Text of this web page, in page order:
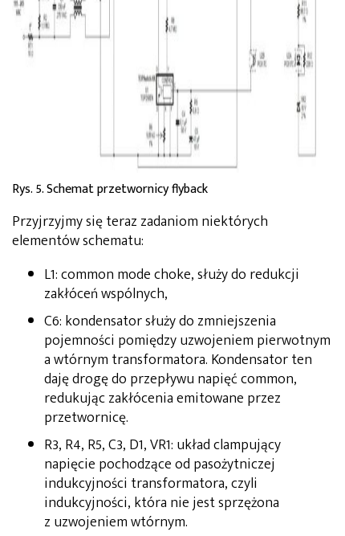
Rys. 5. Schemat przetwornicy flyback
Przyjrzyjmy się teraz zadaniom niektórych
elementów schematu:
L1: common mode choke, służy do redukcji
zakłóceń wspólnych,
C6: kondensator służy do zmniejszenia
pojemności pomiędzy uzwojeniem pierwotnym
a wtórnym transformatora. Kondensator ten
daję drogę do przepływu napięć common,
redukując zakłócenia emitowane przez
przetwornicę.
R3, R4, R5, C3, D1, VR1: układ clampujący
napięcie pochodzące od pasożytniczej
indukcyjności transformatora, czyli
indukcyjności, która nie jest sprzężona
z uzwojeniem wtórnym.